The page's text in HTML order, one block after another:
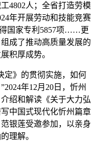
4802人；全省打造劳模
年开展劳动和技能竞赛
得国家专利5857项……更
成了推动高质量发展的
积厚成势。
》的贯彻实施，如何
年12月20日，忻州
绍和解读《关于大力弘
中国式现代化忻州篇章
银莲受邀参加，以亲身
理解。